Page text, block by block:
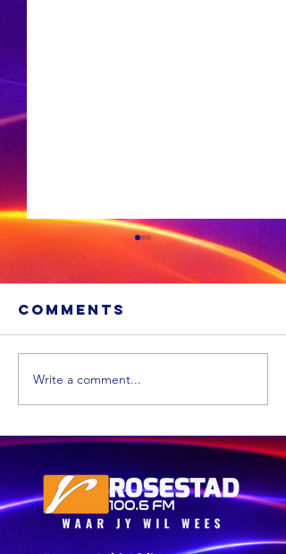
MK-party:
'Phala Phala
word'
Comments
Write a comment...